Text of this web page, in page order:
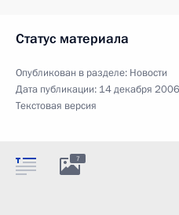
Статус материала
Опубликован в разделе: Новости
Дата публикации: 14 декабря
Текстовая версия
7